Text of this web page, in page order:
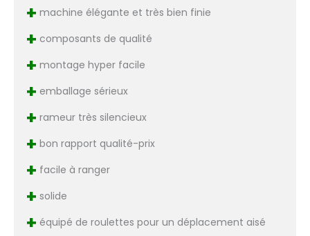
+ machine élégante et très bien finie
+ composants de qualité
+ montage hyper facile
+ emballage sérieux
+ rameur très silencieux
+ bon rapport qualité-prix
+ facile à ranger
+ solide
+ équipé de roulettes pour un déplacement aisé